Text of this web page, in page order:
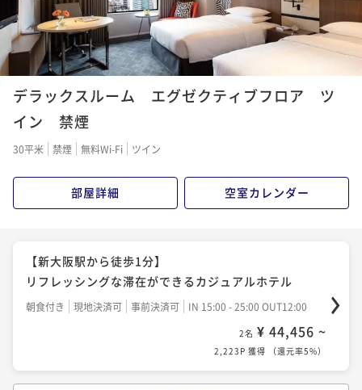
3 ｄａｙｓ ｓｔａｙ ～連泊ステイ～
素泊まり 現地決済可 事前決済可 IN 15:00 - 25:00 OUT12:00
2名 ¥ 65,824 ~
3 days stay ～ ～連泊ステイ～ (朝食付)
現地決済可 IN 15:00 - 25:00 OUT12:00
デラックスルーム エグゼクティブフロア ツ
イン 禁煙
30平米 禁煙 無料Wi-Fi ツイン
部屋詳細 空室カレンダー
【新大阪駅から徒歩1分】
リフレッシングな滞在ができるカジュアルホテル
朝食付き 現地決済可 事前決済可 IN 15:00 - 25:00 OUT12:00
2名 ¥ 44,456 ~
2,223P 獲得 （還元率5%）